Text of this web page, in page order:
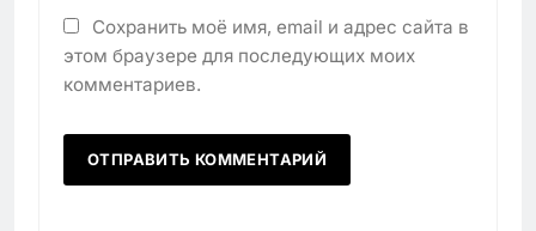
Сохранить моё имя, email и адрес сайта в
этом браузере для последующих моих
комментариев.